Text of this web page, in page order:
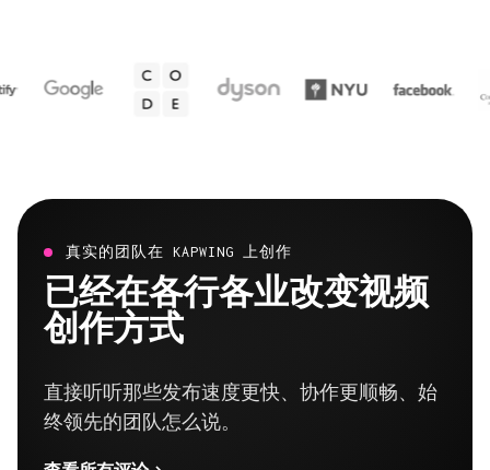
已经在各行各业改变视频
创作方式
终领先的团队怎么说。